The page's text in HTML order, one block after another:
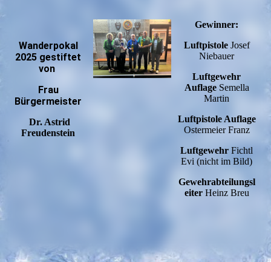
Wanderpokal
2025 gestiftet
von
Frau
Bürgermeister
Dr. Astrid
Freudenstein
Gewinner:
LuftpistoleJosef
Niebauer
Luftgewehr
AuflageSemella
Martin
Luftpistole Auflage
Ostermeier Franz
Luftgewehr Fichtl
Evi (nicht im Bild)
Gewehrabteilungsl
eiterHeinz Breu